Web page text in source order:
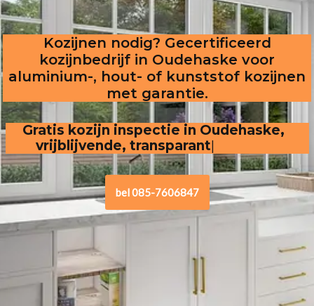
Kozijnen nodig? Gecertificeerd
kozijnbedrijf in Oudehaske voor
aluminium-, hout- of kunststof kozijnen
met garantie.
Gratis kozijn inspectie in Oudehaske,
vrijblijvende, transparante offerte
bel 085-7606847